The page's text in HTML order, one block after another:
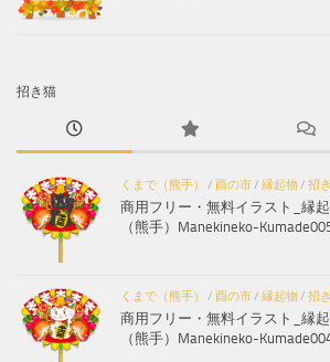
招き猫
くまで（熊手） / 酉の市/ 縁起物/ 招
商用フリー・無料イラスト_縁
（熊手）Manekineko-
くまで（熊手） / 酉の市/ 縁起物/ 招
商用フリー・無料イラスト_縁
（熊手）Manekineko-